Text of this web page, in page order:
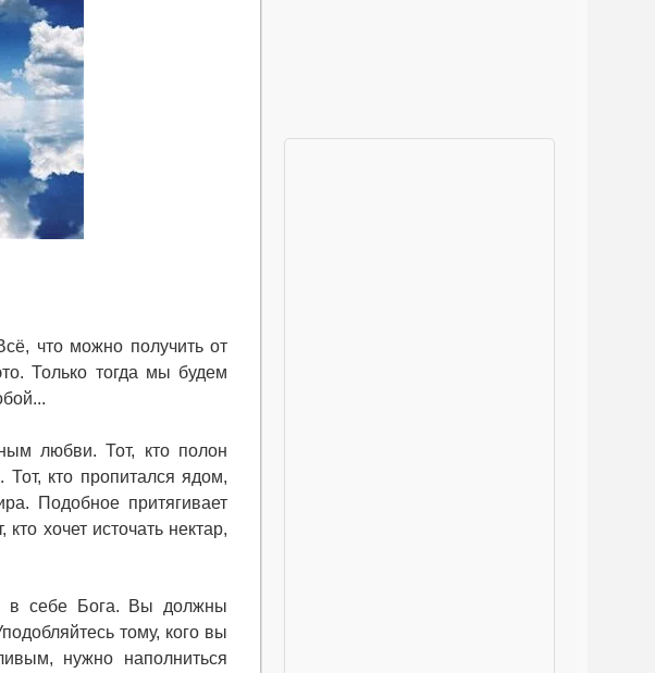
что можно получить от
Только тогда мы будем
любви. Тот, кто полон
Тот, кто пропитался ядом,
Подобное притягивает
хочет источать нектар,
в себе Бога. Вы должны
тому, кого вы
нужно наполниться